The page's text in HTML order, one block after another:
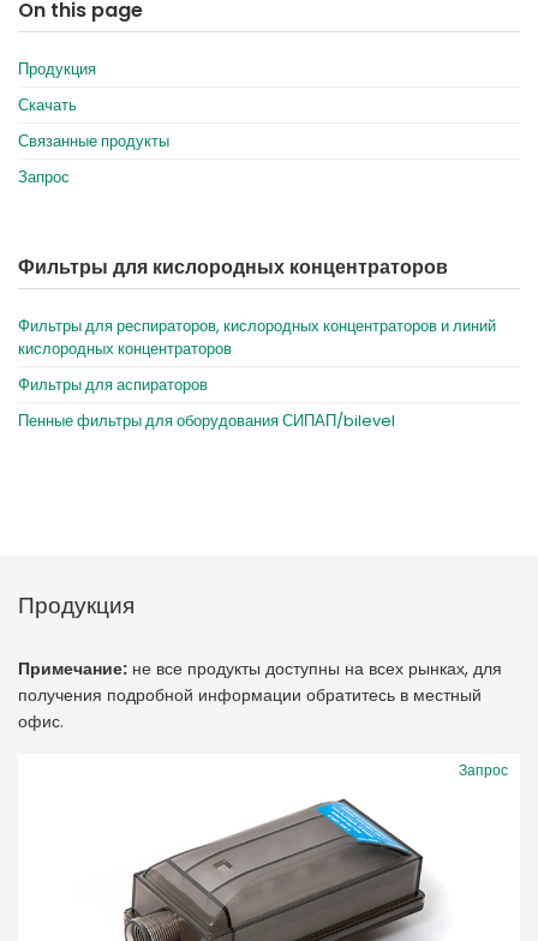
On this page
Продукция
Скачать
Связанные продукты
Запрос
Фильтры для кислородных концентраторов
Фильтры для респираторов, кислородных концентраторов и линий
кислородных концентраторов
Фильтры для аспираторов
Пенные фильтры для оборудования СИПАП/bilevel
Продукция
Примечание: не все продукты доступны на всех рынках, для
получения подробной информации обратитесь в местный
офис.
Запрос